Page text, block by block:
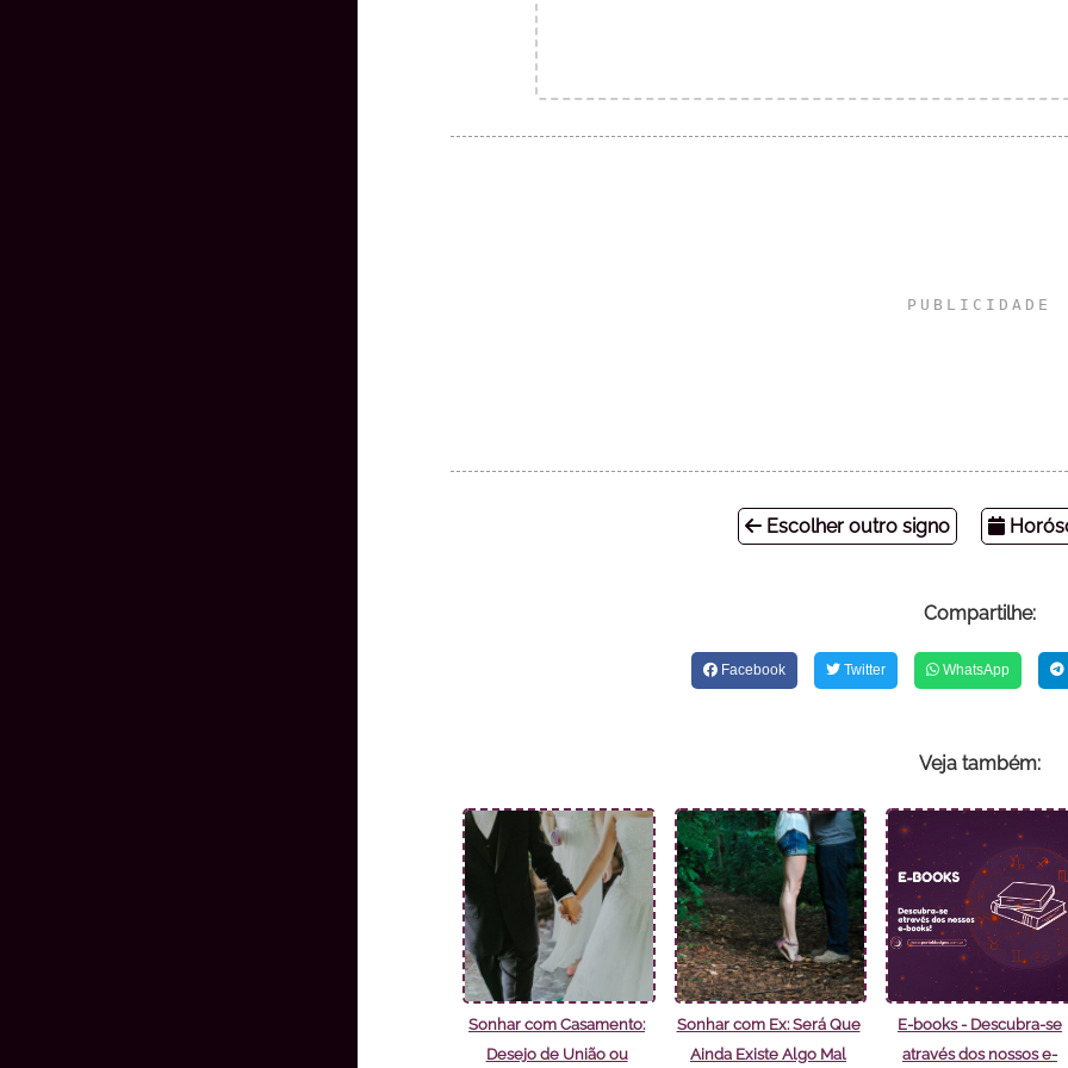
Escolher outro signo
Compartilhe:
Facebook Twitter WhatsApp
Veja também:
Sonhar com Casamento:
Desejo de União ou
Sonhar com Ex: Será Que
Ainda Existe Algo Mal
E-books - Descubra-se
através dos nossos e-